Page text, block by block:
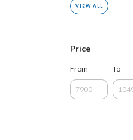
VIEW ALL
Price
From To